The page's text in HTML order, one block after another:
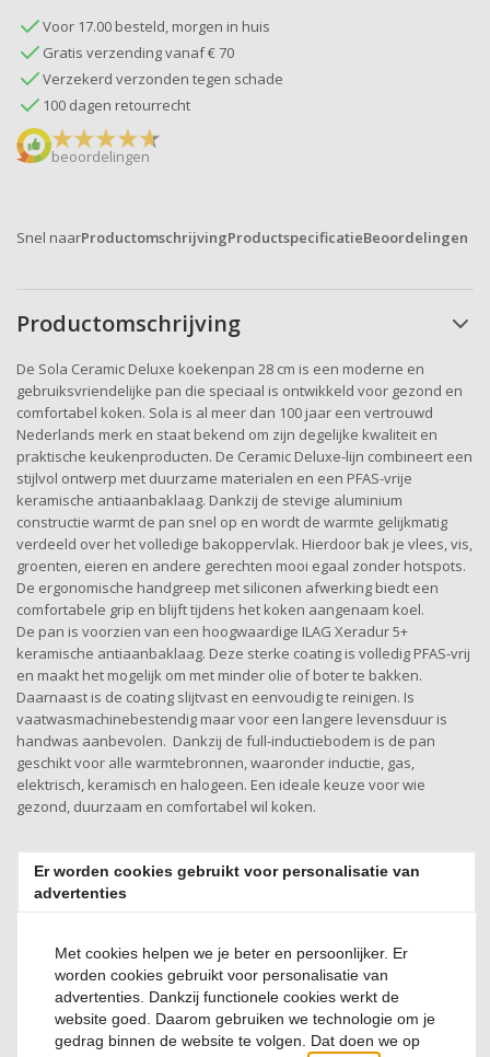
Voor 17.00 besteld, morgen in huis
Gratis verzending vanaf € 70
Verzekerd verzonden tegen schade
100 dagen retourrecht
beoordelingen
Snel naarProductomschrijvingProductspecificatieBeoordelingen
Productomschrijving
De Sola Ceramic Deluxe koekenpan 28 cm is een moderne en
gebruiksvriendelijke pan die speciaal is ontwikkeld voor gezond en
comfortabel koken. Sola is al meer dan 100 jaar een vertrouwd
Nederlands merk en staat bekend om zijn degelijke kwaliteit en
praktische keukenproducten. De Ceramic Deluxe-lijn combineert een
stijlvol ontwerp met duurzame materialen en een PFAS-vrije
keramische antiaanbaklaag. Dankzij de stevige aluminium
constructie warmt de pan snel op en wordt de warmte gelijkmatig
verdeeld over het volledige bakoppervlak. Hierdoor bak je vlees, vis,
groenten, eieren en andere gerechten mooi egaal zonder hotspots.
De ergonomische handgreep met siliconen afwerking biedt een
comfortabele grip en blijft tijdens het koken aangenaam koel.
De pan is voorzien van een hoogwaardige ILAG Xeradur 5+
keramische antiaanbaklaag. Deze sterke coating is volledig PFAS-vrij
en maakt het mogelijk om met minder olie of boter te bakken.
Daarnaast is de coating slijtvast en eenvoudig te reinigen. Is
vaatwasmachinebestendig maar voor een langere levensduur is
handwas aanbevolen. Dankzij de full-inductiebodem is de pan
geschikt voor alle warmtebronnen, waaronder inductie, gas,
elektrisch, keramisch en halogeen. Een ideale keuze voor wie
gezond, duurzaam en comfortabel wil koken.
Productspecificatie
Artikelnummer
33KECD006
Merk
Sola
Er worden cookies gebruikt voor personalisatie van
advertenties
Met cookies helpen we je beter en persoonlijker. Er
worden cookies gebruikt voor personalisatie van
advertenties. Dankzij functionele cookies werkt de
website goed. Daarom gebruiken we technologie om je
gedrag binnen de website te volgen. Dat doen we op